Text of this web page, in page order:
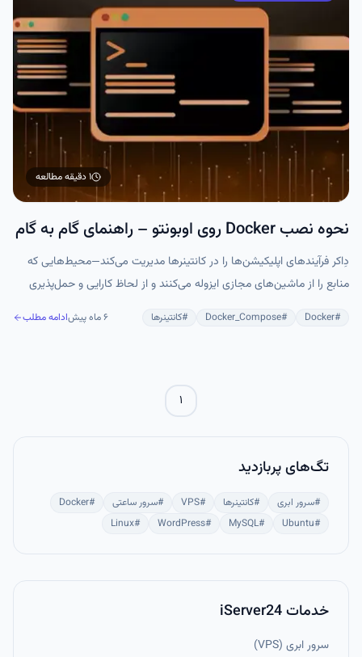
۱ دقیقه مطالعه
نحوه نصب Docker روی اوبونتو – راهنمای گام به گام
دِاکر فرآیندهای اپلیکیشن‌ها را در کانتینرها مدیریت می‌کند—محیط‌هایی که
منابع را از ماشین‌های مجازی ایزوله می‌کنند و از لحاظ کارایی و حمل‌پذیری
#
Docker
#
Docker_Compose
#کانتینرها ۶ ماه پیش ادامه مطلب
۱
تگ‌های پربازدید
#سرور ابری #کانتینرها #
VPS
#سرور ساعتی #
Docker
#
Ubuntu
#
MySQL
#
WordPress
#
Linux
خدمات iServer24
سرور ابری (VPS)